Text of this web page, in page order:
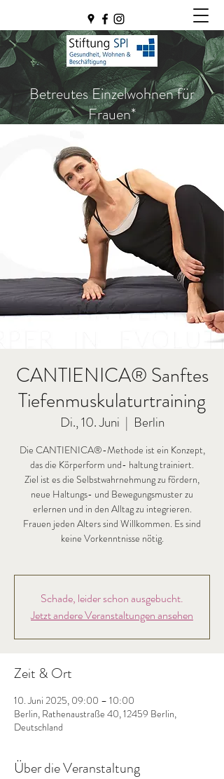
Betreutes Einzelwohnen für
Frauen*
CANTIENICA® Sanftes
Tiefenmuskulaturtraining
Di., 10. Juni
  |
Berlin
Die CANTIENICA®-Methode ist ein Konzept,
das die Körperform und- haltung trainiert.
Ziel ist es die Selbstwahrnehmung zu fördern,
neue Haltungs- und Bewegungsmuster zu
erlernen und in den Alltag zu integrieren.
Frauen jeden Alters sind Willkommen. Es sind
keine Vorkenntnisse nötig.
Schade, leider schon ausgebucht.
Jetzt andere Veranstaltungen ansehen
Zeit & Ort
10. Juni 2025, 09:00 – 10:00
Berlin, Rathenaustraße 40, 12459 Berlin,
Deutschland
Über die Veranstaltung